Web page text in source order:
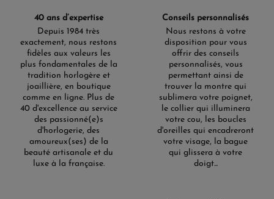
40 ans d’expertise
Depuis 1984 très
exactement, nous restons
fidèles aux valeurs les
plus fondamentales de la
tradition horlogère et
joaillière, en boutique
comme en ligne. Plus de
40 d'excellence au service
des passionné(e)s
d'horlogerie, des
amoureux(ses) de la
beauté artisanale et du
luxe à la française.
Conseils personnalisés
Nous restons à votre
disposition pour vous
offrir des conseils
personnalisés, vous
permettant ainsi de
trouver la montre qui
sublimera votre poignet,
le collier qui illuminera
votre cou, les boucles
d'oreilles qui encadreront
votre visage, la bague
qui glissera à votre
doigt...